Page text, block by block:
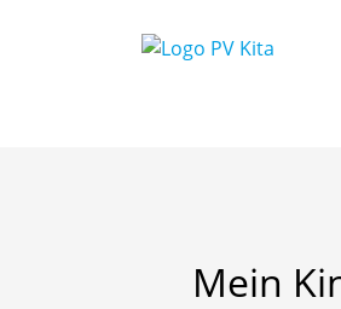
Mein